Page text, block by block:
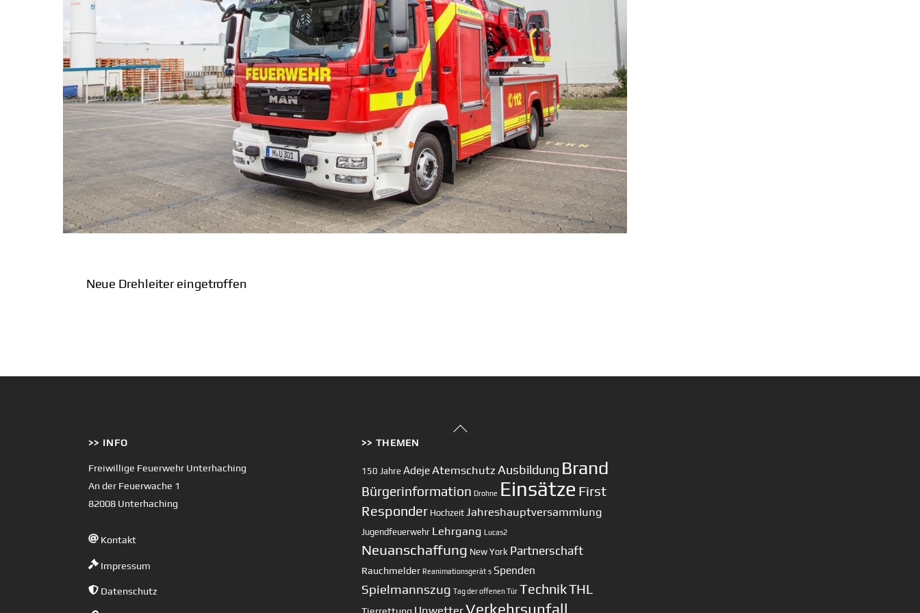
Neue Drehleiter eingetroffen
Back
>> INFO
Freiwillige Feuerwehr Unterhaching
An der Feuerwache 1
82008 Unterhaching
Kontakt
Impressum
Datenschutz
>> THEMEN
150 Jahre AdejeAtemschutz Ausbildung Brand
Bürgerinformation Drohne Einsätze First
Responder Hochzeit Jahreshauptversammlung
Jugendfeuerwehr Lehrgang Lucas2
Neuanschaffung New York Partnerschaft
Rauchmelder Reanimationsgerät s Spenden
Spielmannszug Tag der offenen Tür TechnikTHL
Tierrettung UnwetterVerkehrsunfall